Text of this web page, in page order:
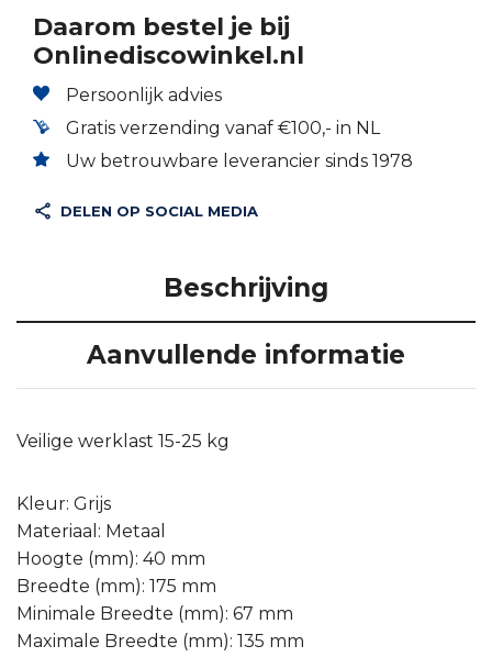
Daarom bestel je bij
Onlinediscowinkel.nl
Persoonlijk advies
Gratis verzending vanaf €100,- in NL
Uw betrouwbare leverancier sinds 1978
DELEN OP SOCIAL MEDIA
Beschrijving
Aanvullende informatie
Veilige werklast 15-25 kg
Kleur: Grijs
Materiaal: Metaal
Hoogte (mm): 40 mm
Breedte (mm): 175 mm
Minimale Breedte (mm): 67 mm
Maximale Breedte (mm): 135 mm